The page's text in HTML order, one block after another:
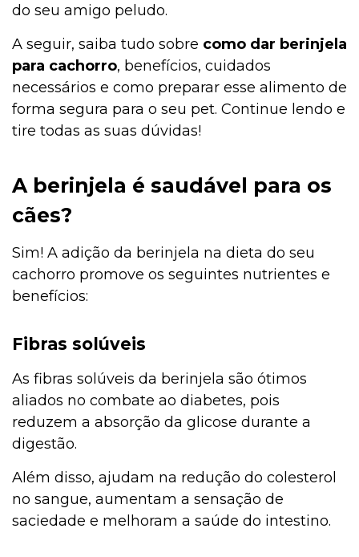
do seu amigo peludo.
A seguir, saiba tudo sobre como dar berinjela
para cachorro, benefícios, cuidados
necessários e como preparar esse alimento de
forma segura para o seu pet. Continue lendo e
tire todas as suas dúvidas!
A berinjela é saudável para os
cães?
Sim! A adição da berinjela na dieta do seu
cachorro promove os seguintes nutrientes e
benefícios:
Fibras solúveis
As fibras solúveis da berinjela são ótimos
aliados no combate ao diabetes, pois
reduzem a absorção da glicose durante a
digestão.
Além disso, ajudam na redução do colesterol
no sangue, aumentam a sensação de
saciedade e melhoram a saúde do intestino.